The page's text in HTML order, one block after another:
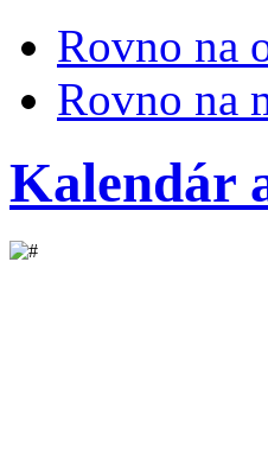
Rovno na
Rovno na
Kalendár